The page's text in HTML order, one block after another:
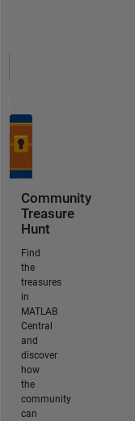
Community
Treasure
Hunt
Find
the
treasures
in
MATLAB
Central
and
discover
how
the
community
can